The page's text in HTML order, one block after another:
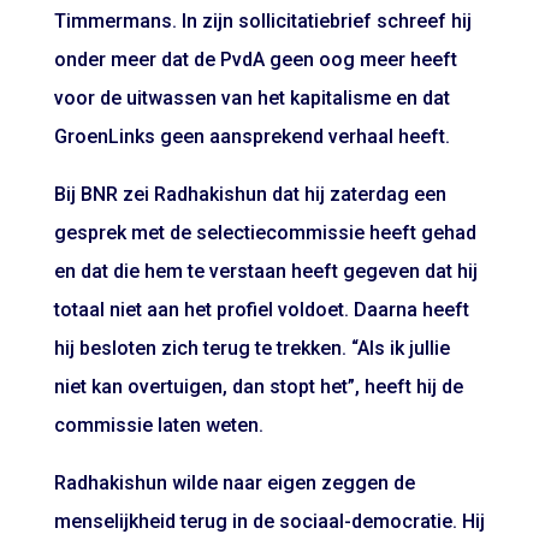
Timmermans. In zijn sollicitatiebrief schreef hij
onder meer dat de PvdA geen oog meer heeft
voor de uitwassen van het kapitalisme en dat
GroenLinks geen aansprekend verhaal heeft.
Bij BNR zei Radhakishun dat hij zaterdag een
gesprek met de selectiecommissie heeft gehad
en dat die hem te verstaan heeft gegeven dat hij
totaal niet aan het profiel voldoet. Daarna heeft
hij besloten zich terug te trekken. “Als ik jullie
niet kan overtuigen, dan stopt het”, heeft hij de
commissie laten weten.
Radhakishun wilde naar eigen zeggen de
menselijkheid terug in de sociaal-democratie. Hij